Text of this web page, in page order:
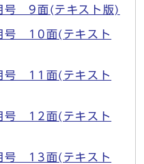
号 9面(テキスト版)
号 10面(テキスト
号 11面(テキスト
号 12面(テキスト
号 13面(テキスト